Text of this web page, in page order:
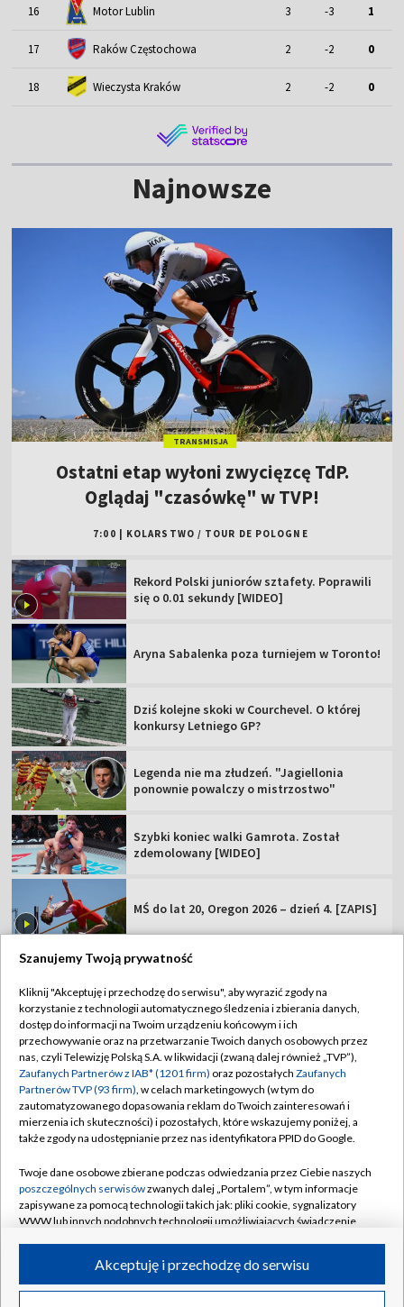
16 Motor Lublin 3 -3 1
17 Raków Częstochowa 2 -2 0
18 Wieczysta Kraków 2 -2 0
Najnowsze
TRANSMISJA
Ostatni etap wyłoni zwycięzcę TdP.
Oglądaj "czasówkę" w TVP!
7:00 KOLARSTWO / TOUR DE POLOGNE
Rekord Polski juniorów sztafety. Poprawili
się o 0.01 sekundy [WIDEO]
Aryna Sabalenka poza turniejem w Toronto!
Dziś kolejne skoki w Courchevel. O której
konkursy Letniego GP?
Legenda nie ma złudzeń. "Jagiellonia
ponownie powalczy o mistrzostwo"
Szybki koniec walki Gamrota. Został
zdemolowany [WIDEO]
MŚ do lat 20, Oregon 2026 – dzień 4. [ZAPIS]
TVP
Abonament TVP
Sklep TVP
Biuro Reklamy
Oferta Handlowa
Emisja w TVP
Rada Programowa
Ogłoszenia przetargowe
Akademia Telewizyjna
Regulamin TVP
Polityka prywatności
Moje zgody
Biuro reklamy
Kanały
©2026 Telewizja Polska Spółka Akcyjna w likwidacji
Szanujemy Twoją prywatność
Kliknij "Akceptuję i przechodzę do serwisu", aby wyrazić zgody na
korzystanie z technologii automatycznego śledzenia i zbierania danych,
dostęp do informacji na Twoim urządzeniu końcowym i ich
przechowywanie oraz na przetwarzanie Twoich danych osobowych przez
nas, czyli Telewizję Polską S.A. w likwidacji (zwaną dalej również „TVP”),
Zaufanych Partnerów z IAB* (1201 firm) oraz pozostałych Zaufanych
Partnerów TVP (93 firm), w celach marketingowych (w tym do
zautomatyzowanego dopasowania reklam do Twoich zainteresowań i
mierzenia ich skuteczności) i pozostałych, które wskazujemy poniżej, a
także zgody na udostępnianie przez nas identyfikatora PPID do Google.
Twoje dane osobowe zbierane podczas odwiedzania przez Ciebie naszych
poszczególnych serwisówzwanych dalej „Portalem”, w tym informacje
zapisywane za pomocą technologii takich jak: pliki cookie, sygnalizatory
WWW lub innych podobnych technologii umożliwiających świadczenie
ruchu w Internecie.Akceptuję i przechodzę do serwisu